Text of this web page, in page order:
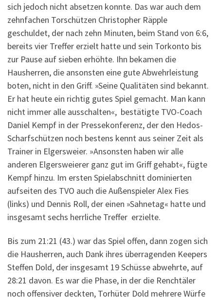
sich jedoch nicht absetzen konnte. Das war auch dem
zehnfachen Torschützen Christopher Räpple
geschuldet, der nach zehn Minuten, beim Stand von 6:6,
bereits vier Treffer erzielt hatte und sein Torkonto bis
zur Pause auf sieben erhöhte. Ihn bekamen die
Hausherren, die ansonsten eine gute Abwehrleistung
boten, nicht in den Griff. »Seine Qualitäten sind bekannt.
Er hat heute ein richtig gutes Spiel gemacht. Man kann
nicht immer alle ausschalten«, bestätigte TVO-Coach
Daniel Kempf in der Pressekonferenz, der den Hedos-
Scharfschützen noch bestens kennt aus seiner Zeit als
Trainer in Elgersweier. »Ansonsten haben wir alle
anderen Elgersweierer ganz gut im Griff gehabt«, fügte
Kempf hinzu. Im ersten Spielabschnitt dominierten
aufseiten des TVO auch die Außenspieler Alex Fies
(links) und Dennis Roll, der einen »Sahnetag« hatte und
insgesamt sechs herrliche Treffer erzielte.
Bis zum 21:21 (43.) war das Spiel offen, dann zogen sich
die Hausherren, auch Dank ihres überragenden Keepers
Steffen Dold, der insgesamt 19 Schüsse abwehrte, auf
28:21 davon. Es war die Phase, in der die Renchtäler
noch offensiver deckten, Torhüter Dold mehrere Würfe